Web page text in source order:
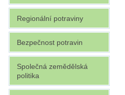
Regionální potraviny
Bezpečnost potravin
Společná zemědělská
politika